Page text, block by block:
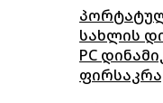
სახლის
PC